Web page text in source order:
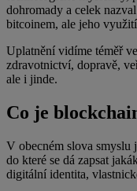
dohromady a celek
bitcoinem, ale jeho
Uplatnění vidíme téměř
zdravotnictví, dopravě,
ale i jinde.
Co je
V obecném slova smyslu
do které se dá zapsat
digitální identita,